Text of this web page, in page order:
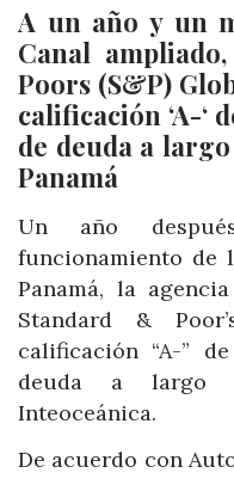
A un año y un
Canal
Poors (S&P)
calificación ‘A-‘
de deuda a
Panamá
Un año
funcionamiento de
Panamá, la
Standard &
calificación “A-”
deuda a largo
Inteoceánica.
De acuerdo con